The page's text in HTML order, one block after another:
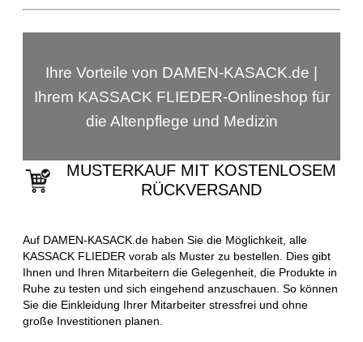
Ihre Vorteile von DAMEN-KASACK.de |
Ihrem KASSACK FLIEDER-Onlineshop für
die Altenpflege und Medizin
MUSTERKAUF MIT KOSTENLOSEM
RÜCKVERSAND
Auf DAMEN-KASACK.de haben Sie die Möglichkeit, alle
KASSACK FLIEDER vorab als Muster zu bestellen. Dies gibt
Ihnen und Ihren Mitarbeitern die Gelegenheit, die Produkte in
Ruhe zu testen und sich eingehend anzuschauen. So können
Sie die Einkleidung Ihrer Mitarbeiter stressfrei und ohne
große Investitionen planen.